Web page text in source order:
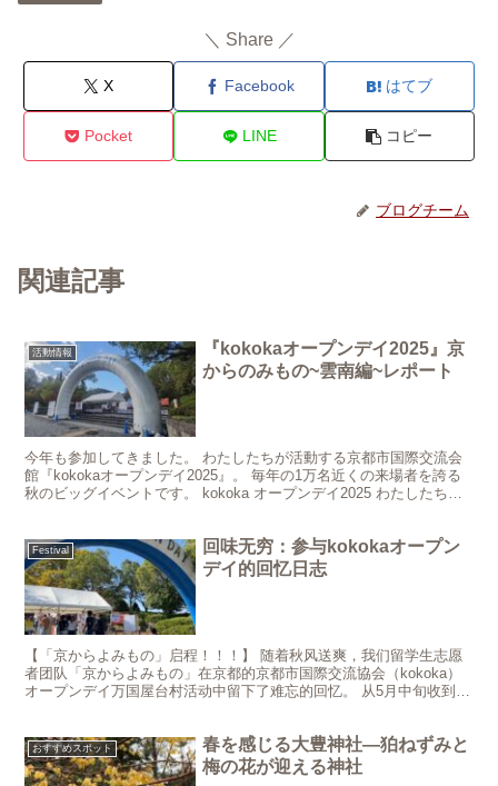
＼ Share ／
X Facebook はてブ
Pocket LINE コピー
ブログチーム
関連記事
活動情報
『kokokaオープンデイ2025』京
からのみもの~雲南編~レポート
今年も参加してきました。 わたしたちが活動する京都市国際交流会
館『kokokaオープンデイ2025』。 毎年の1万名近くの来場者を誇る
秋のビッグイベントです。 kokoka オープンデイ2025 わたしたちが
Festival
回味无穷：参与kokokaオープン
デイ的回忆日志
【「京からよみもの」启程！！！】 随着秋风送爽，我们留学生志愿
者团队「京からよみもの」在京都的京都市国際交流協会（kokoka）
オープンデイ万国屋台村活动中留下了难忘的回忆。 从5月中旬收到邀
おすすめスポット
春を感じる大豊神社—狛ねずみと
梅の花が迎える神社